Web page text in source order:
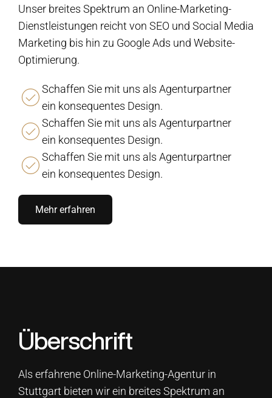
Unser breites Spektrum an Online-Marketing-
Dienstleistungen reicht von SEO und Social Media
Marketing bis hin zu Google Ads und Website-
Optimierung.
Schaffen Sie mit uns als Agenturpartner
ein konsequentes Design.
Schaffen Sie mit uns als Agenturpartner
ein konsequentes Design.
Schaffen Sie mit uns als Agenturpartner
ein konsequentes Design.
Mehr erfahren
Überschrift
Als erfahrene Online-Marketing-Agentur in
Stuttgart bieten wir ein breites Spektrum an